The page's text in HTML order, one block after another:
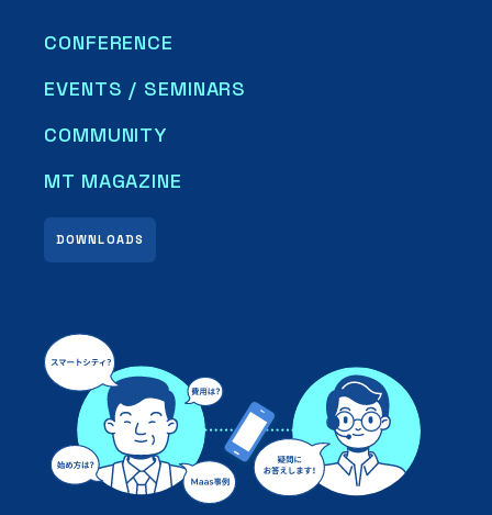
CONFERENCE
EVENTS / SEMINARS
COMMUNITY
DOWNLOADS
MT MAGAZINE